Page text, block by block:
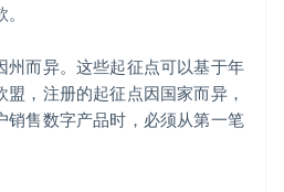
州而异。这些起征点可以基于年
，注册的起征点因国家而异，
销售数字产品时，必须从第一笔